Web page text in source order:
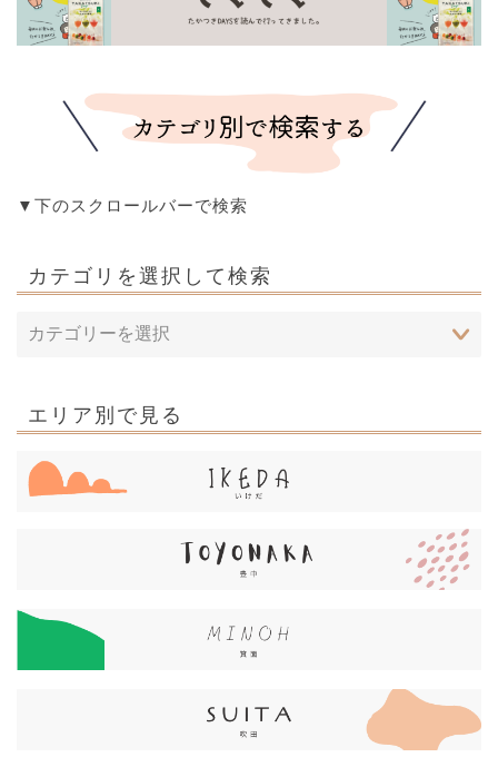
▼下のスクロールバーで検索
カテゴリを選択して検索
エリア別で見る